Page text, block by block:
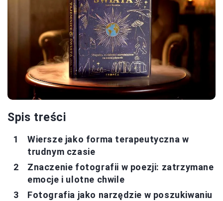
Spis treści
Wiersze jako forma terapeutyczna w
trudnym czasie
Znaczenie fotografii w poezji: zatrzymane
emocje i ulotne chwile
Fotografia jako narzędzie w poszukiwaniu